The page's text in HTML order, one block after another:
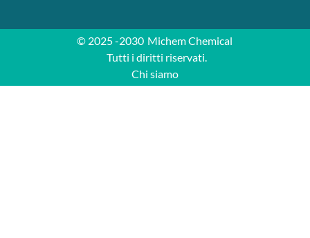
© 2025 -2030 Michem Chemical
Tutti i diritti riservati.
Chi siamo